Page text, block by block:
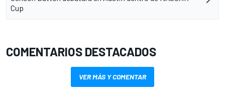
Cup
COMENTARIOS DESTACADOS
VER MÁS Y COMENTAR